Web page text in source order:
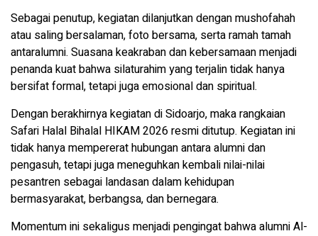
Sebagai penutup, kegiatan dilanjutkan dengan mushofahah
atau saling bersalaman, foto bersama, serta ramah tamah
antaralumni. Suasana keakraban dan kebersamaan menjadi
penanda kuat bahwa silaturahim yang terjalin tidak hanya
bersifat formal, tetapi juga emosional dan spiritual.
Dengan berakhirnya kegiatan di Sidoarjo, maka rangkaian
Safari Halal Bihalal HIKAM 2026 resmi ditutup. Kegiatan ini
tidak hanya mempererat hubungan antara alumni dan
pengasuh, tetapi juga meneguhkan kembali nilai-nilai
pesantren sebagai landasan dalam kehidupan
bermasyarakat, berbangsa, dan bernegara.
Momentum ini sekaligus menjadi pengingat bahwa alumni Al-